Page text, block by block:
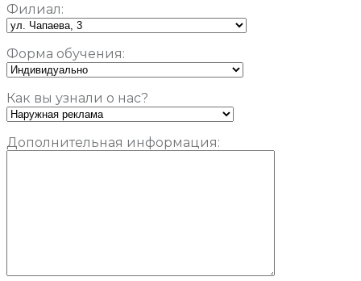
Филиал:
Форма обучения:
Как вы узнали о нас?
Дополнительная информация: